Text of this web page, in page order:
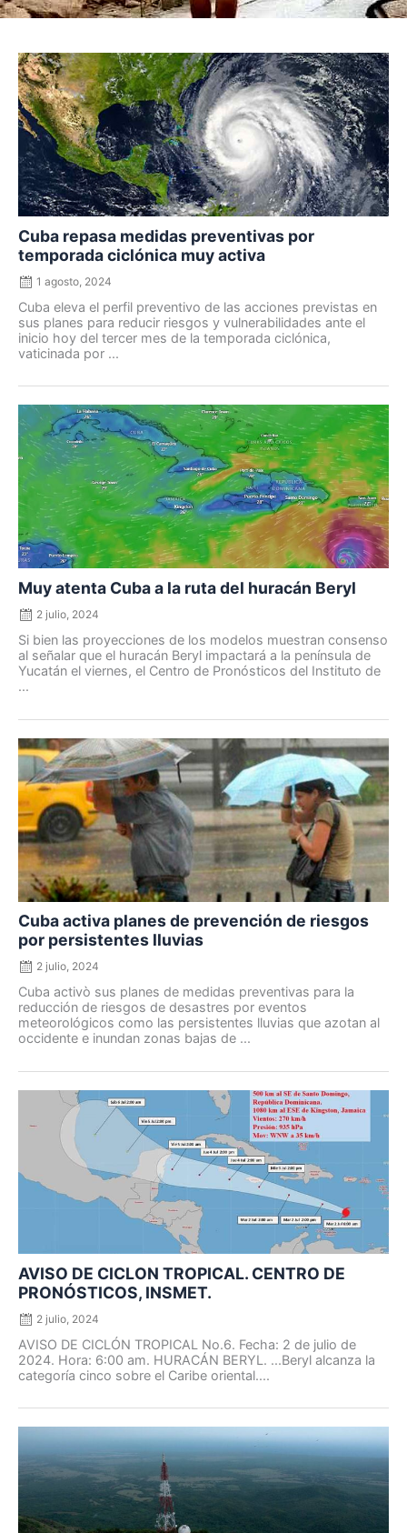
Cuba repasa medidas preventivas por
temporada ciclónica muy activa
Posted
on
1 agosto, 2024
Cuba eleva el perfil preventivo de las acciones previstas en
sus planes para reducir riesgos y vulnerabilidades ante el
inicio hoy del tercer mes de la temporada ciclónica,
vaticinada por ...
Muy atenta Cuba a la ruta del huracán Beryl
Posted
on
2 julio, 2024
Si bien las proyecciones de los modelos muestran consenso
al señalar que el huracán Beryl impactará a la península de
Yucatán el viernes, el Centro de Pronósticos del Instituto de
...
Cuba activa planes de prevención de riesgos
por persistentes lluvias
Posted
on
2 julio, 2024
Cuba activò sus planes de medidas preventivas para la
reducción de riesgos de desastres por eventos
meteorológicos como las persistentes lluvias que azotan al
occidente e inundan zonas bajas de ...
AVISO DE CICLON TROPICAL. CENTRO DE
PRONÓSTICOS, INSMET.
Posted
2 julio, 2024
AVISO DE CICLÓN TROPICAL No.6. Fecha: 2 de julio de
2024. Hora: 6:00 am. HURACÁN BERYL. ...Beryl alcanza la
categoría cinco sobre el Caribe oriental....